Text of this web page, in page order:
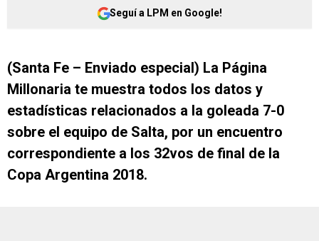
Seguí a LPM en Google!
(Santa Fe – Enviado especial) La Página
Millonaria te muestra todos los datos y
estadísticas relacionados a la goleada 7-0
sobre el equipo de Salta, por un encuentro
correspondiente a los 32vos de final de la
Copa Argentina 2018.